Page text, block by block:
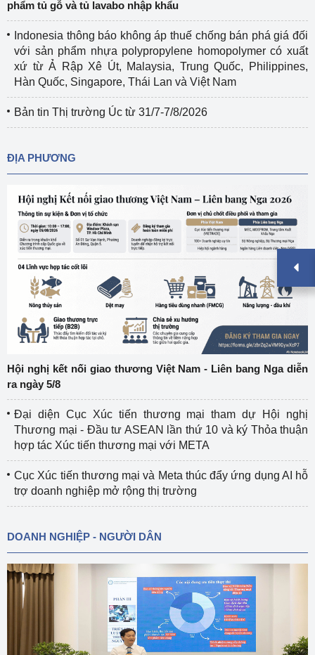
phẩm tủ gỗ và tủ lavabo nhập khẩu
Indonesia thông báo không áp thuế chống bán phá giá đối
với sản phẩm nhựa polypropylene homopolymer có xuất
xứ từ Ả Rập Xê Út, Malaysia, Trung Quốc, Philippines,
Hàn Quốc, Singapore, Thái Lan và Việt Nam
Bản tin Thị trường Úc từ 31/7-7/8/2026
ĐỊA PHƯƠNG
Hội nghị kết nối giao thương Việt Nam - Liên bang Nga diễn
ra ngày 5/8
Đại diện Cục Xúc tiến thương mại tham dự Hội nghị
Thương mại - Đầu tư ASEAN lần thứ 10 và ký Thỏa thuận
hợp tác Xúc tiến thương mại với META
Cục Xúc tiến thương mại và Meta thúc đẩy ứng dụng AI hỗ
trợ doanh nghiệp mở rộng thị trường
DOANH NGHIỆP - NGƯỜI DÂN